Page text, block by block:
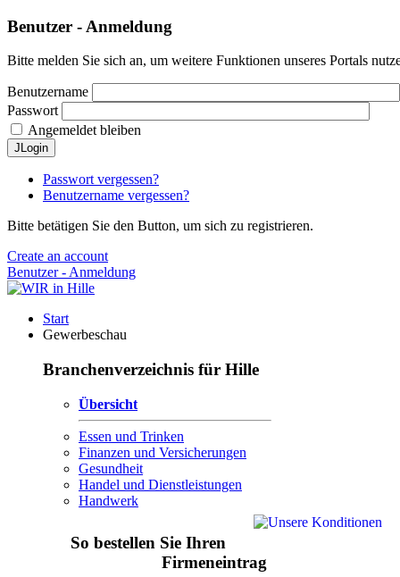
Benutzer - Anmeldung
Bitte melden Sie sich an, um weitere Funktionen unseres Portals
Benutzername
Passwort
Angemeldet bleiben
JLogin
Passwort vergessen?
Benutzername vergessen?
Bitte betätigen Sie den Button, um sich zu registrieren.
Create an account
Benutzer - Anmeldung
Start
Gewerbeschau
Branchenverzeichnis für Hille
Übersicht
Essen und Trinken
Finanzen und Versicherungen
Gesundheit
Handel und Dienstleistungen
Handwerk
So bestellen Sie Ihren
Firmeneintrag